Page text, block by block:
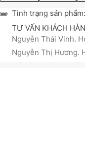
Tình trạng sản phẩm:
TƯ VẤN KHÁCH
Nguyễn Thái Vinh.
Nguyễn Thị Hương.